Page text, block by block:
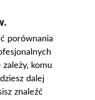
porównania
komu
dalej
znaleźć